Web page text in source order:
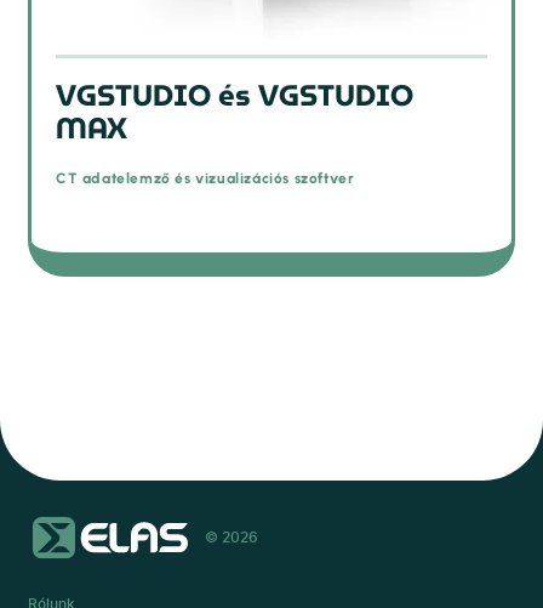
VGSTUDIO és VGSTUDIO
MAX
CT adatelemző és vizualizációs szoftver
© 2026
Rólunk